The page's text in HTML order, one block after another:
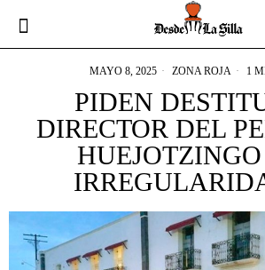
MAYO 8, 2025 ZONA ROJA 1
PIDEN
DIRECTOR DEL
HUEJOTZINGO